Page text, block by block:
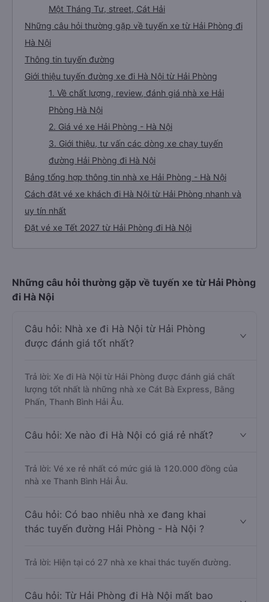
Một Tháng Tư, street, Cát Hải
Những câu hỏi thường gặp về tuyến xe từ Hải Phòng đi
Hà Nội
Thông tin tuyến đường
Giới thiệu tuyến đường xe đi Hà Nội từ Hải Phòng
1. Về chất lượng, review, đánh giá nhà xe Hải
Phòng Hà Nội
2. Giá vé xe Hải Phòng - Hà Nội
3. Giới thiệu, tư vấn các dòng xe chạy tuyến
đường Hải Phòng đi Hà Nội
Bảng tổng hợp thông tin nhà xe Hải Phòng - Hà Nội
Cách đặt vé xe khách đi Hà Nội từ Hải Phòng nhanh và
uy tín nhất
Đặt vé xe Tết 2027 từ Hải Phòng đi Hà Nội
Những câu hỏi thường gặp về tuyến xe từ Hải Phòng
đi Hà Nội
Câu hỏi: Nhà xe đi Hà Nội từ Hải Phòng
được đánh giá tốt nhất?
Trả lời: Xe đi Hà Nội từ Hải Phòng được đánh giá chất
lượng tốt nhất là những nhà xe Cát Bà Express, Bằng
Phấn, Thanh Bình Hải Âu.
Câu hỏi: Xe nào đi Hà Nội có giá rẻ nhất?
Trả lời: Vé xe rẻ nhất có mức giá là 120.000 đồng của
nhà xe Thanh Bình Hải Âu.
Câu hỏi: Có bao nhiêu nhà xe đang khai
thác tuyến đường Hải Phòng - Hà Nội ?
Trả lời: Hiện tại có 27 nhà xe khai thác tuyến đường.
Câu hỏi: Từ Hải Phòng đi Hà Nội mất bao